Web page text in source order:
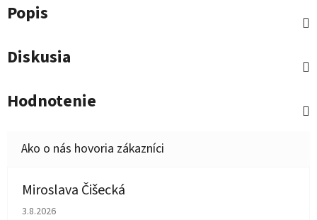
Popis
Diskusia
Hodnotenie
Miroslava Čišecká
Hodnotenie obchodu je 1 z 5 hviezdičiek.
3.8.2026